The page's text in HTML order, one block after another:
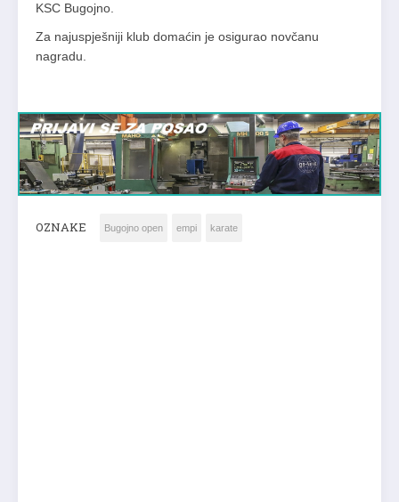
KSC Bugojno.
Za najuspješniji klub domaćin je osigurao novčanu
nagradu.
OZNAKE Bugojno open empi karate